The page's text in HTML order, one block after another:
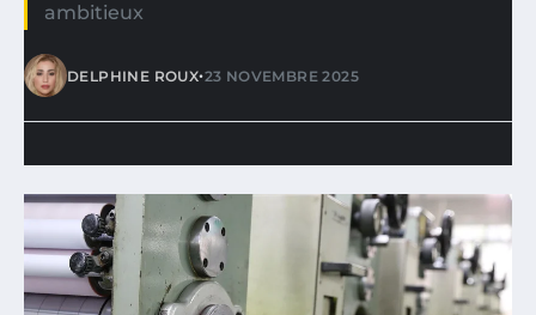
ambitieux
DELPHINE ROUX•23 NOVEMBRE 2025